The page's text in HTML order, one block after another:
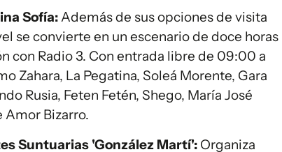
Sofía:Además de sus opciones de visita
se convierte en un escenario de doce horas
con Radio 3. Con entrada libre de 09:00 a
Zahara, La Pegatina, Soleá Morente, Gara
Rusia, Feten Fetén, Shego, María José
Amor Bizarro.
Suntuarias 'González Martí': Organiza